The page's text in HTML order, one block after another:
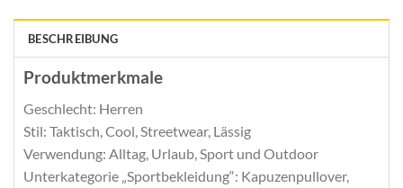
BESCHREIBUNG
Produktmerkmale
Geschlecht: Herren
Stil: Taktisch, Cool, Streetwear, Lässig
Verwendung: Alltag, Urlaub, Sport und Outdoor
Unterkategorie „Sportbekleidung“: Kapuzenpullover,